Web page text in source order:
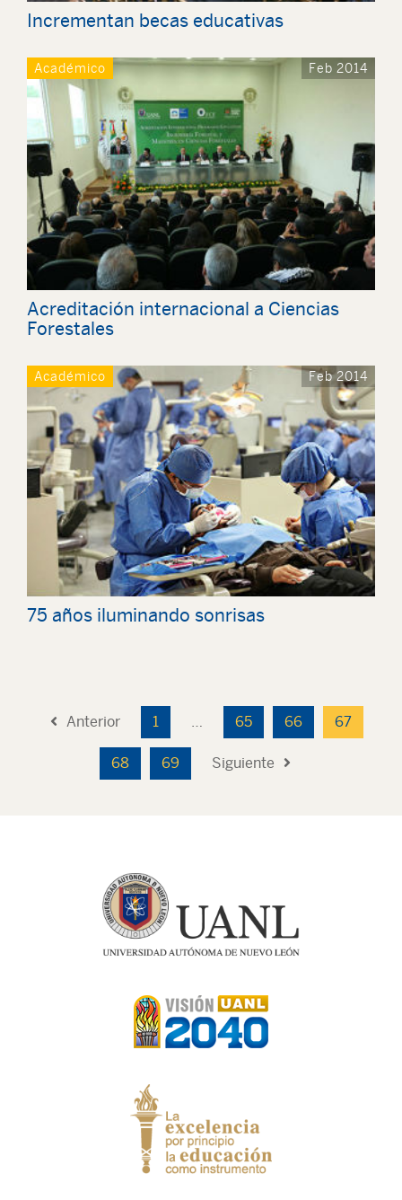
Incrementan becas educativas
Académico Feb 2014
Acreditación internacional a Ciencias
Forestales
Académico Feb 2014
75 años iluminando sonrisas
Anterior 1 … 65 66 67
68 69 Siguiente